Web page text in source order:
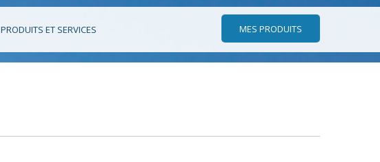
PRODUITS ET SERVICES MES PRODUITS